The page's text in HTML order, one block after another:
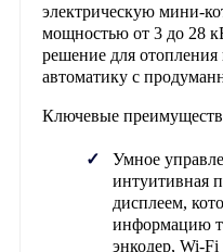
электрическую мини-
мощностью от 3 до 28
решение для
автоматику с
Ключевые
Умное
интуитивная
дисплеем,
информацию
энкодер, Wi-Fi